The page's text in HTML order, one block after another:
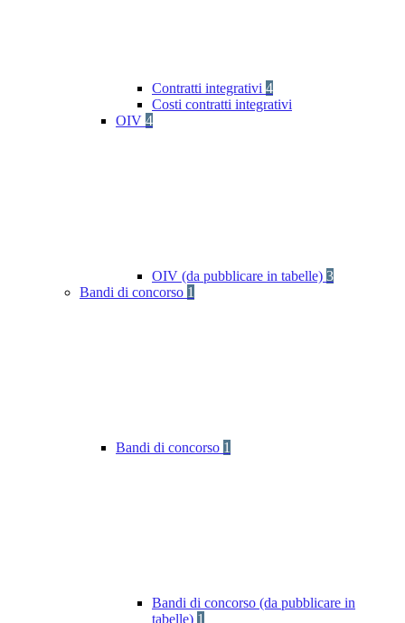
Contratti integrativi 4
Costi contratti integrativi
OIV 4
OIV (da pubblicare in tabelle) 3
Bandi di concorso 1
Bandi di concorso 1
Bandi di concorso (da pubblicare in
tabelle) 1